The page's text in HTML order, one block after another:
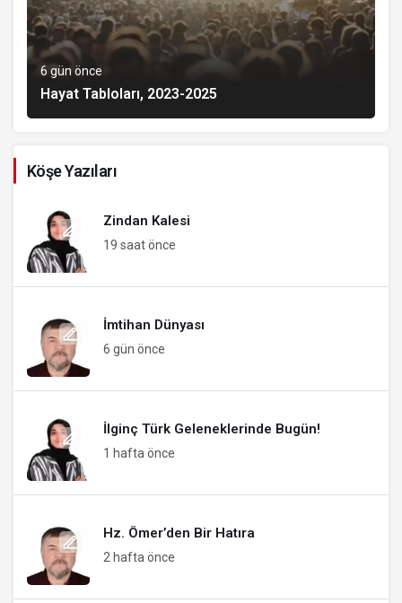
6 gün önce
Hayat Tabloları, 2023-2025
Köşe Yazıları
Zindan Kalesi
19 saat önce
İmtihan Dünyası
6 gün önce
İlginç Türk Geleneklerinde Bugün!
1 hafta önce
Hz. Ömer’den Bir Hatıra
2 hafta önce